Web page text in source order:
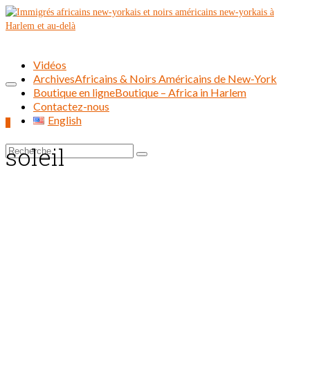
Rechercher :
Vidéos
ArchivesAfricains & Noirs Américains de New-York
Boutique en ligneBoutique – Africa in Harlem
Contactez-nous
English
soleil